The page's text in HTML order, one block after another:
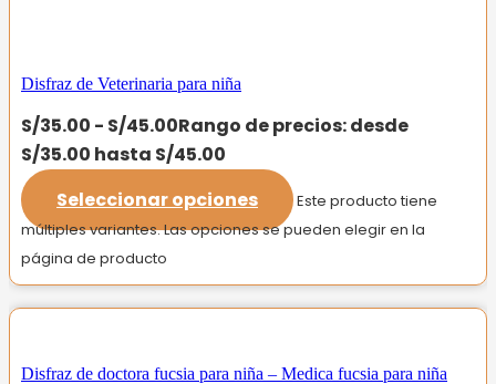
Disfraz de Veterinaria para niña
S/35.00 - S/45.00Rango de precios: desde
S/35.00 hasta S/45.00
Seleccionar opciones
Este producto tiene
múltiples variantes. Las opciones se pueden elegir en la
página de producto
Disfraz de doctora fucsia para niña – Medica fucsia para niña